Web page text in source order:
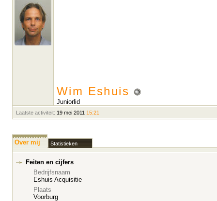
Wim Eshuis
Juniorlid
Laatste activiteit: 19 mei 2011 15:21
Over mij Statistieken
Feiten en cijfers
Bedrijfsnaam
Eshuis Acquisitie
Plaats
Voorburg